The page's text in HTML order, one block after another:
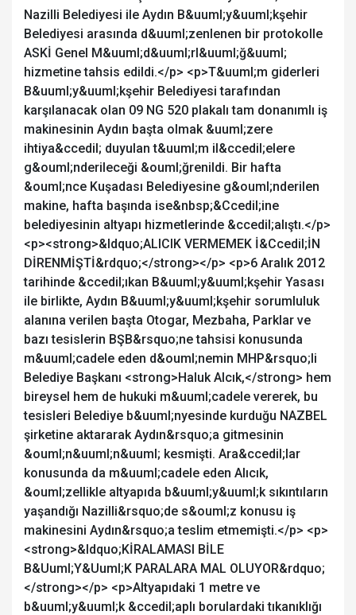
Nazilli Belediyesi ile Aydın B&uuml;y&uuml;kşehir
Belediyesi arasında d&uuml;zenlenen bir protokolle
ASKİ Genel M&uuml;d&uuml;rl&uuml;ğ&uuml;
hizmetine tahsis edildi.</p> <p>T&uuml;m giderleri
B&uuml;y&uuml;kşehir Belediyesi tarafından
karşılanacak olan 09 NG 520 plakalı tam donanımlı iş
makinesinin Aydın başta olmak &uuml;zere
ihtiya&ccedil; duyulan t&uuml;m il&ccedil;elere
g&ouml;nderileceği &ouml;ğrenildi. Bir hafta
&ouml;nce Kuşadası Belediyesine g&ouml;nderilen
makine, hafta başında ise&nbsp;&Ccedil;ine
belediyesinin altyapı hizmetlerinde &ccedil;alıştı.</p>
<p><strong>&ldquo;ALICIK VERMEMEK İ&Ccedil;İN
DİRENMİŞTİ&rdquo;</strong></p> <p>6 Aralık 2012
tarihinde &ccedil;ıkan B&uuml;y&uuml;kşehir Yasası
ile birlikte, Aydın B&uuml;y&uuml;kşehir sorumluluk
alanına verilen başta Otogar, Mezbaha, Parklar ve
bazı tesislerin BŞB&rsquo;ne tahsisi konusunda
m&uuml;cadele eden d&ouml;nemin MHP&rsquo;li
Belediye Başkanı <strong>Haluk Alcık,</strong> hem
bireysel hem de hukuki m&uuml;cadele vererek, bu
tesisleri Belediye b&uuml;nyesinde kurduğu NAZBEL
şirketine aktararak Aydın&rsquo;a gitmesinin
&ouml;n&uuml;n&uuml; kesmişti. Ara&ccedil;lar
konusunda da m&uuml;cadele eden Alıcık,
&ouml;zellikle altyapıda b&uuml;y&uuml;k sıkıntıların
yaşandığı Nazilli&rsquo;de s&ouml;z konusu iş
makinesini Aydın&rsquo;a teslim etmemişti.</p> <p>
<strong>&ldquo;KİRALAMASI BİLE
B&Uuml;Y&Uuml;K PARALARA MAL OLUYOR&rdquo;
</strong></p> <p>Altyapıdaki 1 metre ve
b&uuml;y&uuml;k &ccedil;aplı borulardaki tıkanıklığı